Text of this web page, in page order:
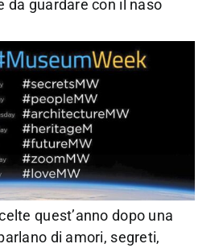
da guardare con il naso
quest’anno dopo una
di amori, segreti,